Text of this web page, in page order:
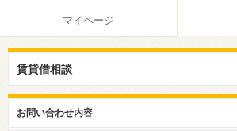
マイページ
賃貸借相談
お問い合わせ内容